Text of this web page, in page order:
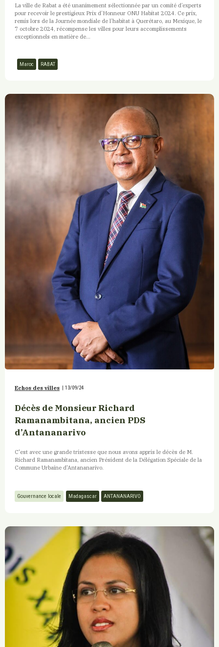
La ville de Rabat a été unanimement sélectionnée par un comité d’experts
pour recevoir le prestigieux Prix d’Honneur ONU Habitat 2024. Ce prix,
remis lors de la Journée mondiale de l’habitat à Querétaro, au Mexique, le
7 octobre 2024, récompense les villes pour leurs accomplissements
exceptionnels en matière de...
Maroc RABAT
Echos des villes 13/09/24
Décès de Monsieur Richard
Ramanambitana, ancien PDS
d’Antananarivo
C'est avec une grande tristesse que nous avons appris le décès de M.
Richard Ramanambitana, ancien Président de la Délégation Spéciale de la
Commune Urbaine d'Antananarivo.
Gouvernance locale Madagascar ANTANANARIVO